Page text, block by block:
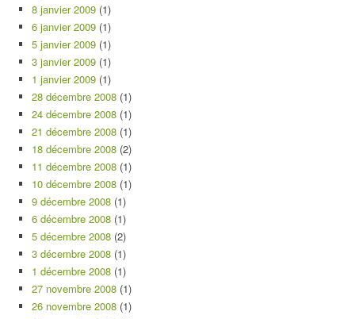
8 janvier 2009 (1)
6 janvier 2009 (1)
5 janvier 2009 (1)
3 janvier 2009 (1)
1 janvier 2009 (1)
28 décembre 2008 (1)
24 décembre 2008 (1)
21 décembre 2008 (1)
18 décembre 2008 (2)
11 décembre 2008 (1)
10 décembre 2008 (1)
9 décembre 2008 (1)
6 décembre 2008 (1)
5 décembre 2008 (2)
3 décembre 2008 (1)
1 décembre 2008 (1)
27 novembre 2008 (1)
26 novembre 2008 (1)